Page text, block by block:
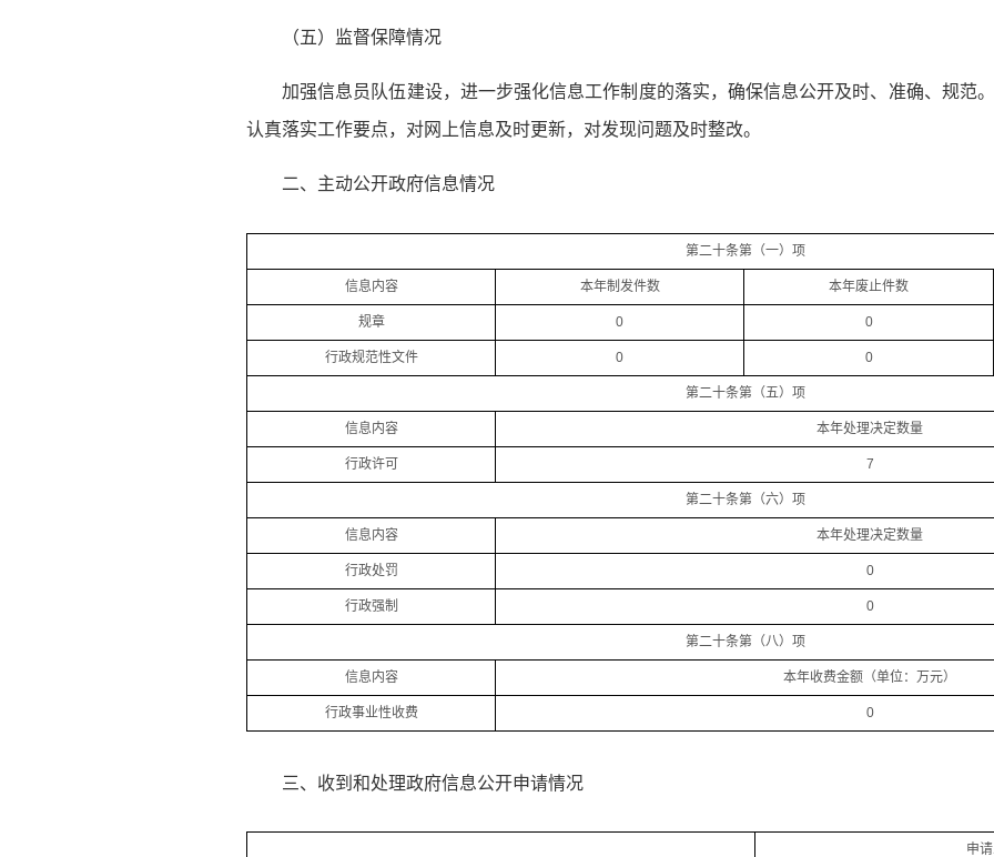
（五）监督保障情况
加强信息员队伍建设，进一步强化信息工作制度的落实，确保信息公开及时、准确、规范
认真落实工作要点，对网上信息及时更新，对发现问题及时整改。
二、主动公开政府信息情况
第二十条第（一）项
信息内容 本年制发件数 本年废止件数
规章 0 0
行政规范性文件 0 0
第二十条第（五）项
信息内容 本年处理决定数量
行政许可 7
第二十条第（六）项
信息内容 本年处理决定数量
行政处罚 0
行政强制 0
第二十条第（八）项
信息内容 本年收费金额（单位：万元）
行政事业性收费 0
三、收到和处理政府信息公开申请情况
申